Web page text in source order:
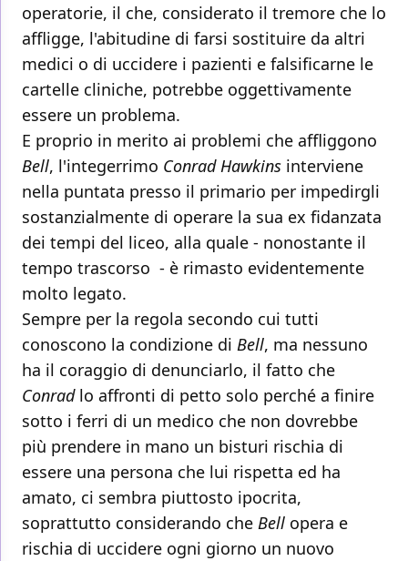
operatorie, il che, considerato il tremore che lo
affligge, l'abitudine di farsi sostituire da altri
medici o di uccidere i pazienti e falsificarne le
cartelle cliniche, potrebbe oggettivamente
essere un problema.
E proprio in merito ai problemi che affliggono
Bell, l'integerrimo Conrad Hawkins interviene
nella puntata presso il primario per impedirgli
sostanzialmente di operare la sua ex fidanzata
dei tempi del liceo, alla quale - nonostante il
tempo trascorso - è rimasto evidentemente
molto legato.
Sempre per la regola secondo cui tutti
conoscono la condizione di Bell, ma nessuno
ha il coraggio di denunciarlo, il fatto che
Conradlo affronti di petto solo perché a finire
sotto i ferri di un medico che non dovrebbe
più prendere in mano un bisturi rischia di
essere una persona che lui rispetta ed ha
amato, ci sembra piuttosto ipocrita,
soprattutto considerando che Bell opera e
rischia di uccidere ogni giorno un nuovo